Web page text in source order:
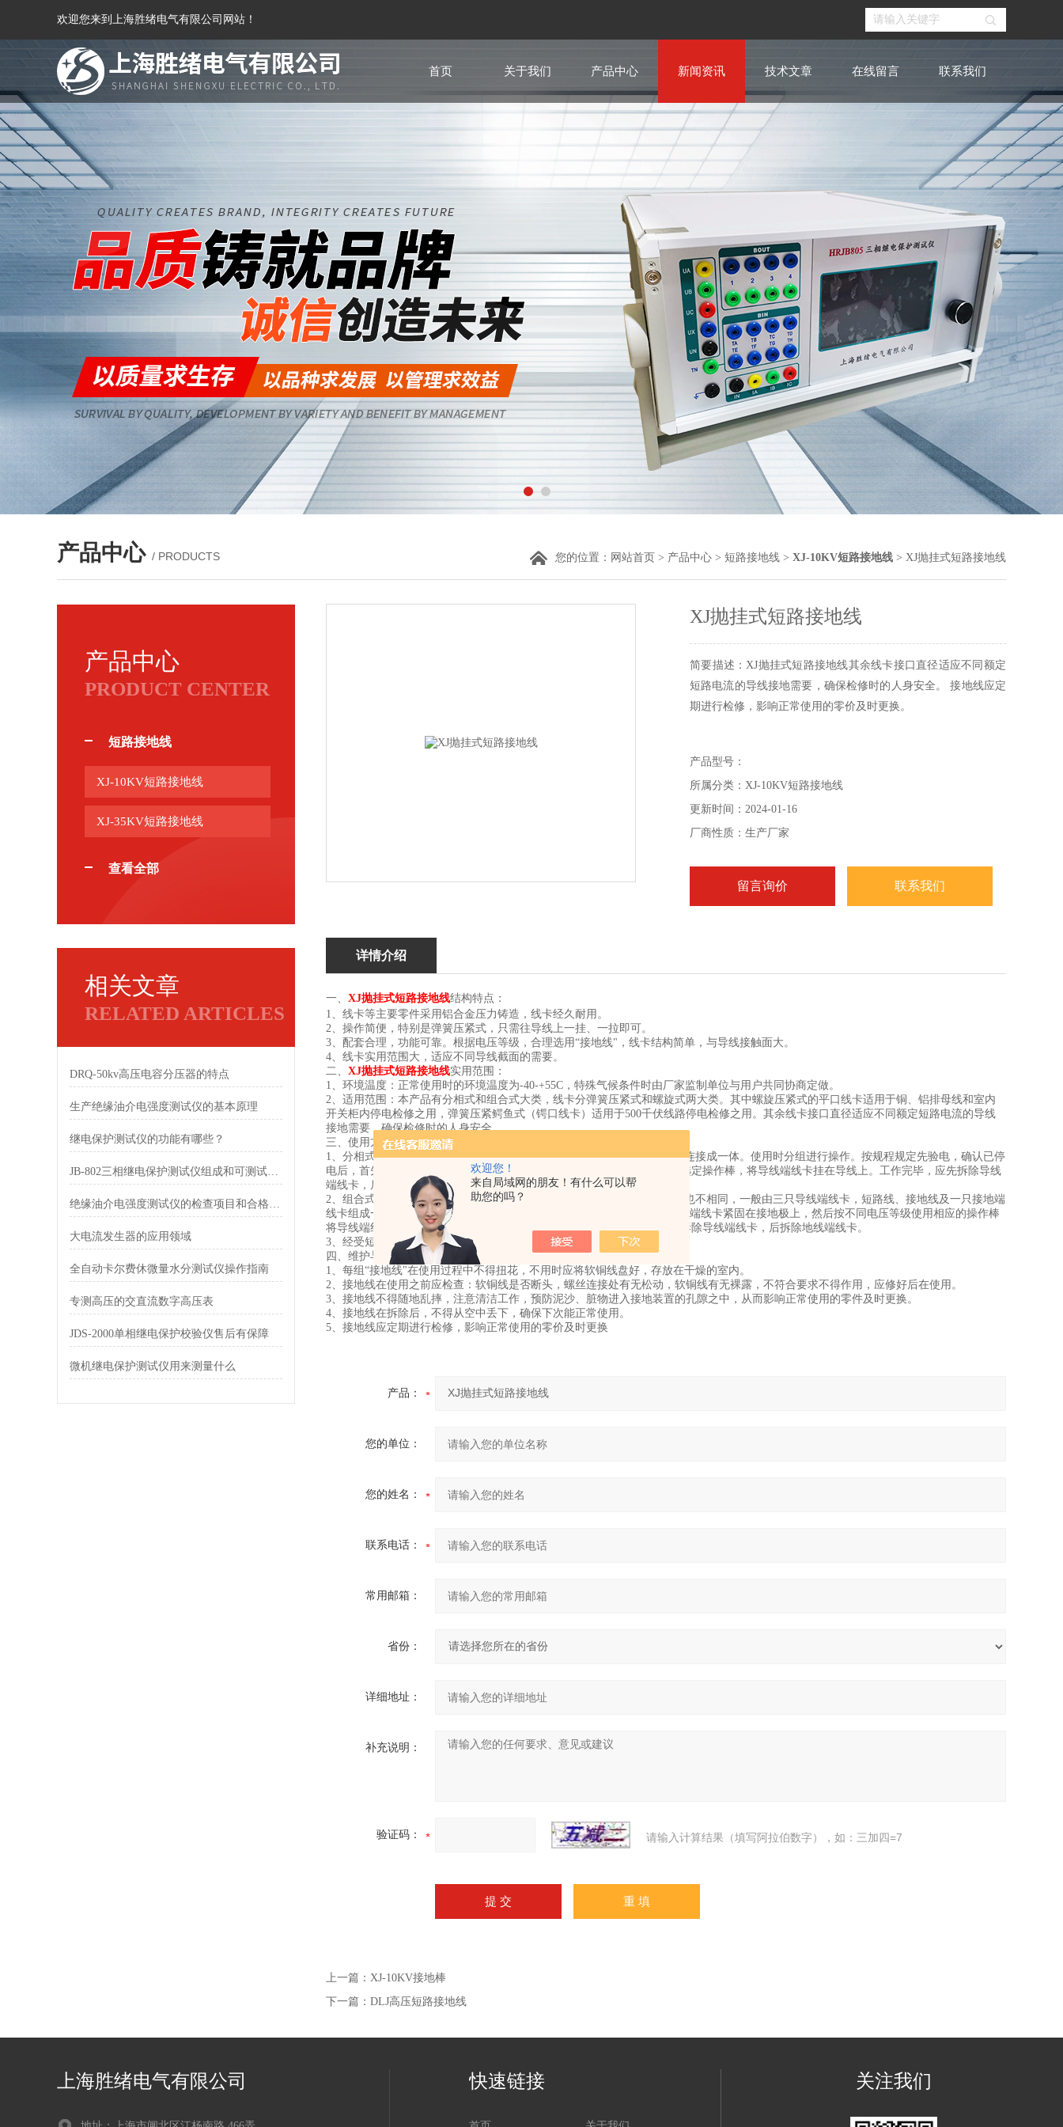
欢迎您！
来自局域网的朋友！有什么可以帮
助您的吗？
欢迎您来到上海胜绪电气有限公司网站！
首页 关于我们 产品中心 新闻资讯 技术文章 在线留言 联系我们
产品中心 / PRODUCTS 您的位置： 网站首页 > 产品中心 > 短路接地线 > XJ-10KV短路接地线 > XJ抛挂式短路接地线
产品中心
PRODUCT CENTER
短路接地线
XJ-10KV短路接地线
XJ-35KV短路接地线
查看全部
相关文章
RELATED ARTICLES
DRQ-50kv高压电容分压器的特点
生产绝缘油介电强度测试仪的基本原理
继电保护测试仪的功能有哪些？
JB-802三相继电保护测试仪组成和可测试项目介绍
绝缘油介电强度测试仪的检查项目和合格标准
大电流发生器的应用领域
全自动卡尔费休微量水分测试仪操作指南
专测高压的交直流数字高压表
JDS-2000单相继电保护校验仪售后有保障
微机继电保护测试仪用来测量什么
XJ抛挂式短路接地线
简要描述：XJ抛挂式短路接地线其余线卡接口直径适应不同额定
短路电流的导线接地需要，确保检修时的人身安全。 接地线应定
期进行检修，影响正常使用的零价及时更换。
产品型号：
所属分类：XJ-10KV短路接地线
更新时间：2024-01-16
厂商性质：生产厂家
留言询价 联系我们
详情介绍
一、 XJ抛挂式短路接地线结构特点：
1、线卡等主要零件采用铝合金压力铸造，线卡经久耐用。
2、操作简便，特别是弹簧压紧式，只需往导线上一挂、一拉即可。
3、配套合理，功能可靠。根据电压等级，合理选用“接地线"，线卡结构简单，与导线接触面大。
4、线卡实用范围大，适应不同导线截面的需要。
二、 XJ抛挂式短路接地线实用范围：
1、环境温度：正常使用时的环境温度为-40-+55C，特殊气候条件时由厂家监制单位与用户共同协商定做。
2、适用范围：本产品有分相式和组合式大类，线卡分弹簧压紧式和螺旋式两大类。其中螺旋压紧式的平口线卡适用于铜、铝排母线和室内
开关柜内停电检修之用，弹簧压紧鳄鱼式（锷口线卡）适用于500千伏线路停电检修之用。其余线卡接口直径适应不同额定短路电流的导线
接地需要，确保检修时的人身安全。
三、 使用方法：
1、分相式：“接地线"每套三组，每组由导线端线卡、短路线和接地端线卡连接成一体。使用时分组进行操作。按规程规定先验电，确认已停
电后，首先将接地端线卡，紧固在接地极上，然后按停电线路电压等级，选定操作棒，将导线端线卡挂在导线上。工作完毕，应先拆除导线
端线卡，后拆除接地端线卡。
2、组合式：“接地线"由于电压等级不同，线卡组合形式及数量、导线长短也不相同，一般由三只导线端线卡，短路线、接地线及一只接地端
线卡组成一份“接地线"。使用时按规程规定先验电，确认已停电后，将接地端线卡紧固在接地极上，然后按不同电压等级使用相应的操作棒
将导线端线卡分别挂在导线上。（操作棒有固定式和折叠式）拆除时应先拆除导线端线卡，后拆除地线端线卡。
3、经受短路电流后，接地线应做报废处理。
四、 维护与保养：
1、每组“接地线"在使用过程中不得扭花，不用时应将软铜线盘好，存放在干燥的室内。
2、接地线在使用之前应检查：软铜线是否断头，螺丝连接处有无松动，软铜线有无裸露，不符合要求不得作用，应修好后在使用。
3、接地线不得随地乱摔，注意清洁工作，预防泥沙、脏物进入接地装置的孔隙之中，从而影响正常使用的零件及时更换。
4、接地线在拆除后，不得从空中丢下，确保下次能正常使用。
5、接地线应定期进行检修，影响正常使用的零价及时更换
产品：
您的单位：
您的姓名：
联系电话：
常用邮箱：
省份：
详细地址：
补充说明：
验证码： 请输入计算结果（填写阿拉伯数字），如：三加四=7
上一篇： XJ-10KV接地棒
下一篇： DLJ高压短路接地线
上海胜绪电气有限公司 快速链接 关注我们